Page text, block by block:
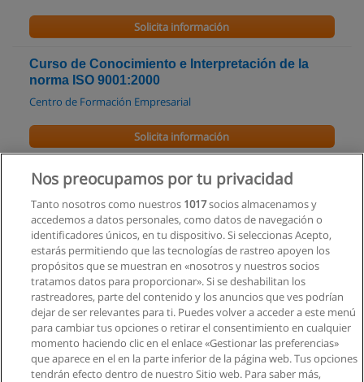
Solicita información
Curso de Conocimiento e Interpretación de la
norma ISO 9001:2000
Centro de Formación Empresarial
Solicita información
Curso - Nueva Norma ISO 17025:2017-Virtual
Solicita información
Curso de Seguridad Alimentaria para Personal
Operativa en Base a Competencias Laborales
Centro de Capacitación Turistica
Solicita información
Nos preocupamos por tu privacidad
Tanto nosotros como nuestros 1017socios almacenamos y
accedemos a datos personales, como datos de navegación o
identificadores únicos, en tu dispositivo. Si seleccionas Acepto,
estarás permitiendo que las tecnologías de rastreo apoyen los
propósitos que se muestran en «nosotros y nuestros socios
tratamos datos para proporcionar». Si se deshabilitan los
rastreadores, parte del contenido y los anuncios que ves podrían
dejar de ser relevantes para ti. Puedes volver a acceder a este menú
para cambiar tus opciones o retirar el consentimiento en cualquier
momento haciendo clic en el enlace «Gestionar las preferencias»
que aparece en el en la parte inferior de la página web. Tus opciones
tendrán efecto dentro de nuestro Sitio web. Para saber más,